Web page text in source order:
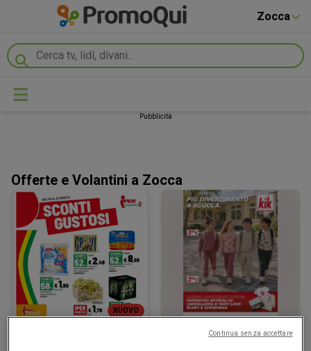
Zocca
Pubblicità
Offerte e Volantini a Zocca
NUOVO
Continua senza accettare